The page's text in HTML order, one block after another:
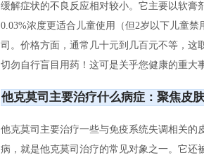
缓解症状的不良反应相对较小。它主要以软膏
0.03%浓度更适合儿童使用（但2岁以下儿童
司。价格方面，通常几十元到几百元不等，这
切勿自行盲目用药！这可是关乎您健康的重大
他克莫司主要治疗什么病症：聚焦皮
他克莫司主要治疗一些与免疫系统失调相关的
病，就是他克莫司治疗的常见对象之一。它还